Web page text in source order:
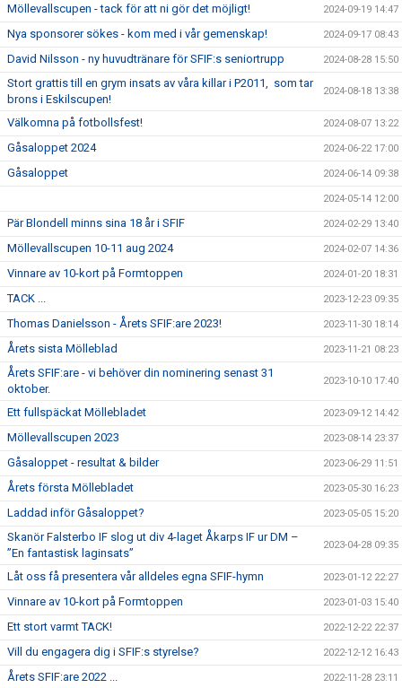
Möllevallscupen - tack för att ni gör det möjligt! 2024-09-19 14:47
Nya sponsorer sökes - kom med i vår gemenskap! 2024-09-17 08:43
David Nilsson - ny huvudtränare för SFIF:s seniortrupp 2024-08-28 15:50
Stort grattis till en grym insats av våra killar i P2011, som tar
brons i Eskilscupen!
2024-08-18 13:38
Välkomna på fotbollsfest! 2024-08-07 13:22
Gåsaloppet 2024 2024-06-22 17:00
Gåsaloppet 2024-06-14 09:38
2024-05-14 12:00
Pär Blondell minns sina 18 år i SFIF 2024-02-29 13:40
Möllevallscupen 10-11 aug 2024 2024-02-07 14:36
Vinnare av 10-kort på Formtoppen 2024-01-20 18:31
TACK ... 2023-12-23 09:35
Thomas Danielsson - Årets SFIF:are 2023! 2023-11-30 18:14
Årets sista Mölleblad 2023-11-21 08:23
Årets SFIF:are - vi behöver din nominering senast 31
oktober.
2023-10-10 17:40
Ett fullspäckat Möllebladet 2023-09-12 14:42
Möllevallscupen 2023 2023-08-14 23:37
Gåsaloppet - resultat & bilder 2023-06-29 11:51
Årets första Möllebladet 2023-05-30 16:23
Laddad inför Gåsaloppet? 2023-05-05 15:20
Skanör Falsterbo IF slog ut div 4-laget Åkarps IF ur DM –
”En fantastisk laginsats”
2023-04-28 09:35
Låt oss få presentera vår alldeles egna SFIF-hymn 2023-01-12 22:27
Vinnare av 10-kort på Formtoppen 2023-01-03 15:40
Ett stort varmt TACK! 2022-12-22 22:37
Vill du engagera dig i SFIF:s styrelse? 2022-12-12 16:43
Årets SFIF:are 2022 ... 2022-11-28 23:11